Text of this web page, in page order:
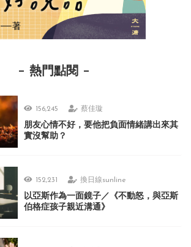
熱門點閱
156,245 蔡佳璇
朋友心情不好，要他把負面情緒講出來其
實沒幫助？
152,231 換日線sunline
以亞斯作為一面鏡子／《不動怒，與亞斯
伯格症孩子親近溝通》